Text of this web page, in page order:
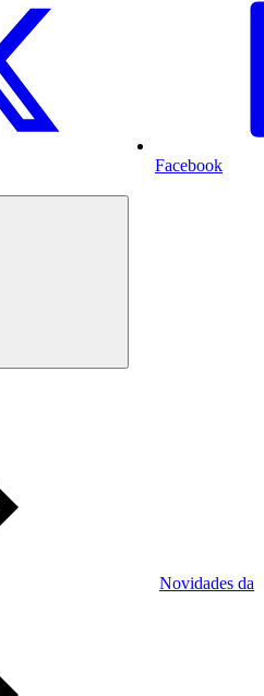
Facebook
Novidades da